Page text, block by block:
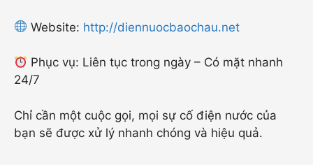
Website: http://diennuocbaochau.net
Phục vụ: Liên tục trong ngày – Có mặt nhanh
24/7
Chỉ cần một cuộc gọi, mọi sự cố điện nước của
bạn sẽ được xử lý nhanh chóng và hiệu quả.